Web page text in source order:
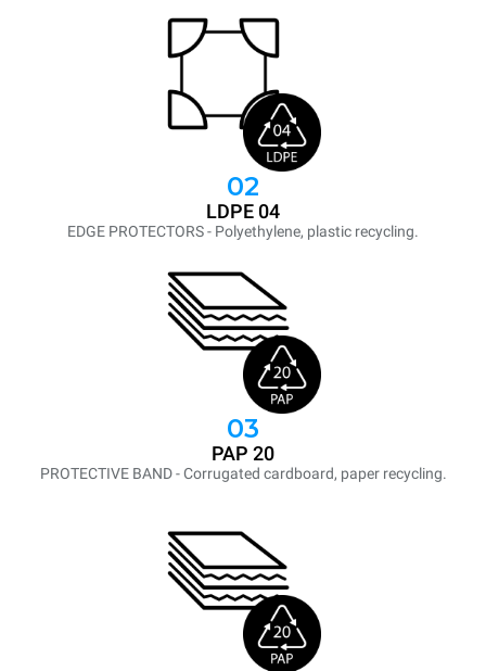
02
LDPE 04
EDGE PROTECTORS - Polyethylene, plastic recycling.
03
PAP 20
PROTECTIVE BAND - Corrugated cardboard, paper recycling.